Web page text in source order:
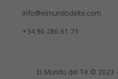
info@elmundodelte.com
+34 96 286 61 73
El Mundo del Té © 2023